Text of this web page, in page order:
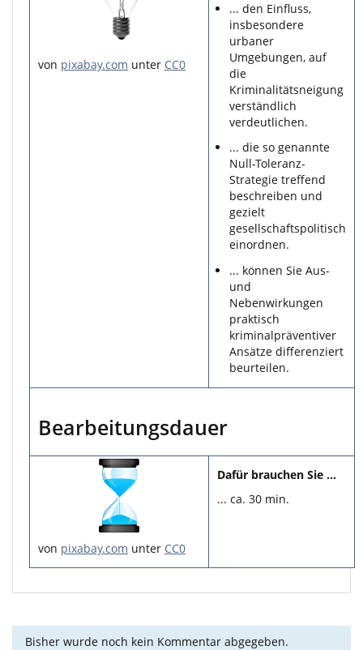
von pixabay.com unter CC0
... den Einfluss,
insbesondere
urbaner
Umgebungen, auf
die
Kriminalitätsneigung
verständlich
verdeutlichen.
... die so genannte
Null-Toleranz-
Strategie treffend
beschreiben und
gezielt
gesellschaftspolitisch
einordnen.
... können Sie Aus-
und
Nebenwirkungen
praktisch
kriminalpräventiver
Ansätze differenziert
beurteilen.
Bearbeitungsdauer
von pixabay.com unter CC0
Dafür brauchen Sie ...
... ca. 30 min.
Bisher wurde noch kein Kommentar abgegeben.